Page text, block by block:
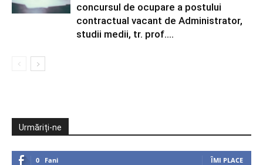
concursul de ocupare a postului
contractual vacant de Administrator,
studii medii, tr. prof....
Urmăriți-ne
0 Fani ÎMI PLACE